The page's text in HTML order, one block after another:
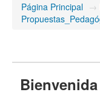
Página Principal →
Bienvenida